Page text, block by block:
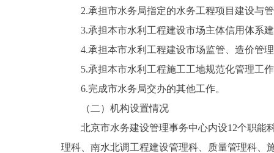
2.承担市水务局指定的水务工程项目建设与
3.承担本市水利工程建设市场主体信用体系建
4.承担本市水利工程建设市场监管、造价管理
5.承担本市水利工程施工工地规范化管理工
6.完成市水务局交办的其他工作。
（二）机构设置情况
北京市水务建设管理事务中心内设12个职能
理科、南水北调工程建设管理科、质量管理科、